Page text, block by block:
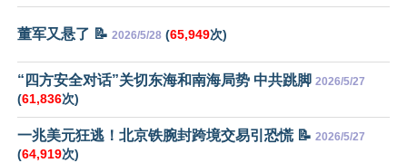
董军又悬了 📝 2026/5/28 (65,949次)
“四方安全对话”关切东海和南海局势 中共跳脚 2026/5/27
(61,836次)
一兆美元狂逃！北京铁腕封跨境交易引恐慌 📝 2026/5/27
(64,919次)